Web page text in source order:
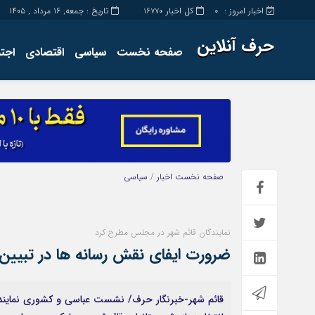
کل اخبار 16770 اخبار امروز : 0 تاریخ : جمعه, ۱۶ مرداد , ۱۴۰۵
حرف آنلاین صفحه نخست سیاسی اقتصادی
صفحه نخست اخبار / سیاسی
نمایندگان قائم شهر در مجلس مطرح کرد
ضرورت ایفای نقش رسانه ها در
قائم شهر-خبرنگار حرف/ نشست عباسی و کشوری